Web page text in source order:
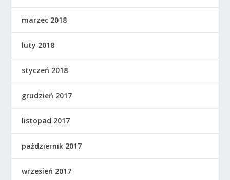
marzec 2018
luty 2018
styczeń 2018
grudzień 2017
listopad 2017
październik 2017
wrzesień 2017